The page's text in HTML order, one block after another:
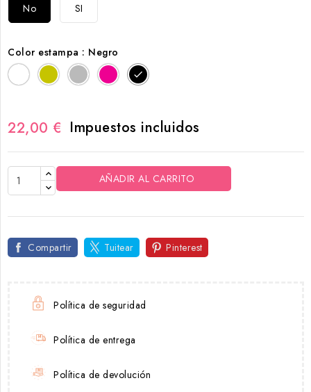
No
SI
Color estampa : Negro
BlancoOro Plata Rosa
magentaNegro
22,00 € Impuestos incluidos
AÑADIR AL CARRITO
Compartir Tuitear Pinterest
Política de seguridad
Política de entrega
Política de devolución